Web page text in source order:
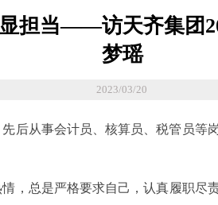
担当——访天齐集团
梦瑶
2023/03/20
后从事会计员、核算员、税管员等
，总是严格要求自己，认真履职尽